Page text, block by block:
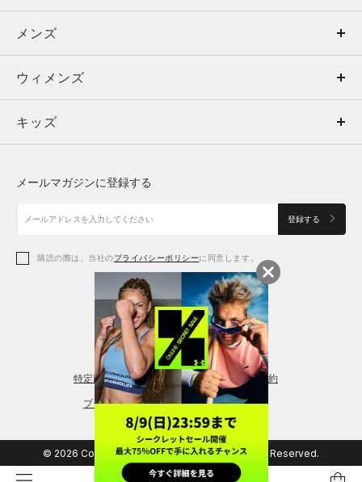
メンズ
ウィメンズ
キッズ
アクセサリー
メンズ
トップス
ボトムス
アクセサリー
ウィメンズ
トップス
シューズ
アクセサリー
レギンス＆タイツ
キッズ
シューズ
メールマガジンに登録する
登録する
購読の際は、当社のプライバシーポリシーに同意します。
特定商取引法に基づく通販の表記 会員規約
プライバシーポリシー
© 2026 Copyright DOME Corporation. All Rights Reserved.